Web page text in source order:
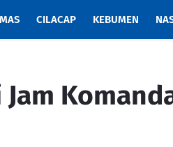
CILACAP KEBUMEN